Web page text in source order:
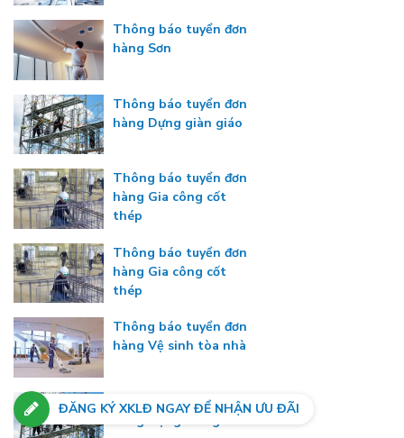
Thông báo tuyển đơn
hàng Sơn
Thông báo tuyển đơn
hàng Dựng giàn giáo
Thông báo tuyển đơn
hàng Gia công cốt
thép
Thông báo tuyển đơn
hàng Gia công cốt
thép
Thông báo tuyển đơn
hàng Vệ sinh tòa nhà
Thông báo tuyển đơn
hàng Dựng dàn giáo
ĐĂNG KÝ XKLĐ NGAY ĐỂ NHẬN ƯU ĐÃI